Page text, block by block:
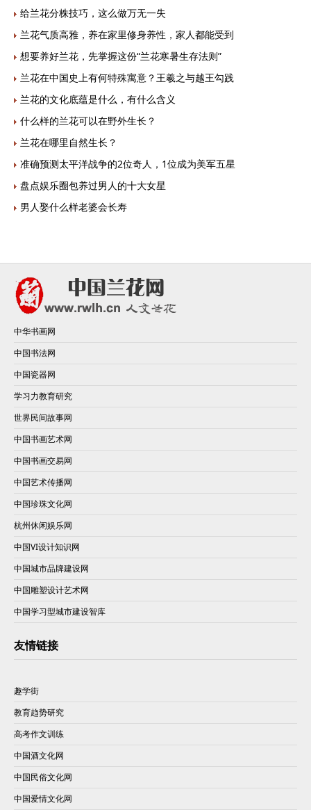
给兰花分株技巧，这么做万无一失
兰花气质高雅，养在家里修身养性，家人都能受到
想要养好兰花，先掌握这份“兰花寒暑生存法则”
兰花在中国史上有何特殊寓意？王羲之与越王勾践
兰花的文化底蕴是什么，有什么含义
什么样的兰花可以在野外生长？
兰花在哪里自然生长？
准确预测太平洋战争的2位奇人，1位成为美军五星
盘点娱乐圈包养过男人的十大女星
男人娶什么样老婆会长寿
中华书画网
中国书法网
中国瓷器网
学习力教育研究
世界民间故事网
中国书画艺术网
中国书画交易网
中国艺术传播网
中国珍珠文化网
杭州休闲娱乐网
中国VI设计知识网
中国城市品牌建设网
中国雕塑设计艺术网
中国学习型城市建设智库
友情链接
趣学街
教育趋势研究
高考作文训练
中国酒文化网
中国民俗文化网
中国爱情文化网